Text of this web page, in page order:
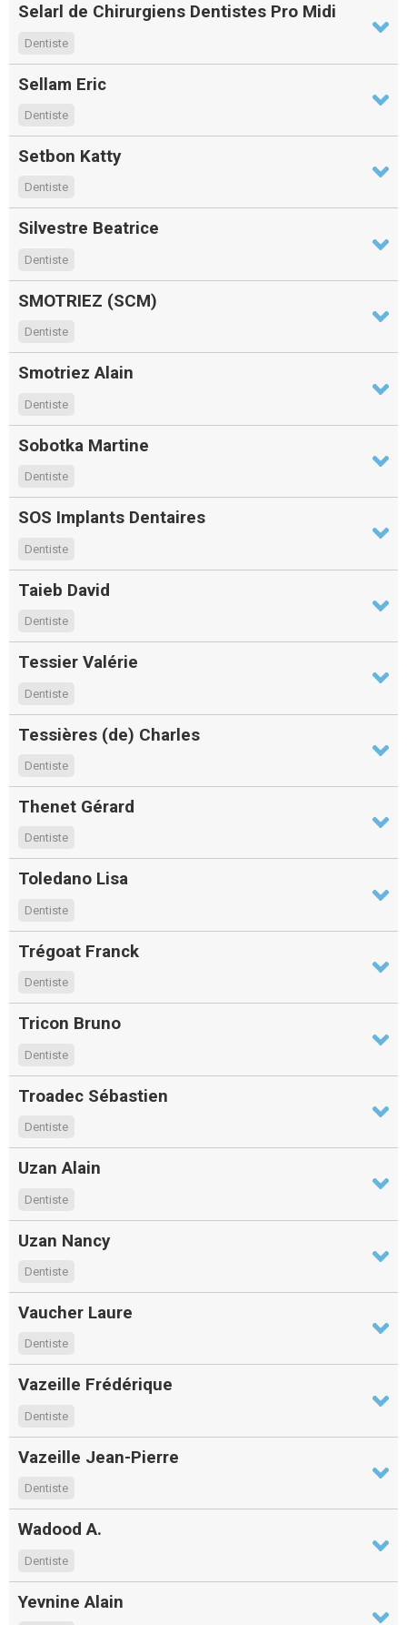
Selarl de Chirurgiens Dentistes Pro Midi
Dentiste
Sellam Eric
Dentiste
Setbon Katty
Dentiste
Silvestre Beatrice
Dentiste
SMOTRIEZ (SCM)
Dentiste
Smotriez Alain
Dentiste
Sobotka Martine
Dentiste
SOS Implants Dentaires
Dentiste
Taieb David
Dentiste
Tessier Valérie
Dentiste
Tessières (de) Charles
Dentiste
Thenet Gérard
Dentiste
Toledano Lisa
Dentiste
Trégoat Franck
Dentiste
Tricon Bruno
Dentiste
Troadec Sébastien
Dentiste
Uzan Alain
Dentiste
Uzan Nancy
Dentiste
Vaucher Laure
Dentiste
Vazeille Frédérique
Dentiste
Vazeille Jean-Pierre
Dentiste
Wadood A.
Dentiste
Yevnine Alain